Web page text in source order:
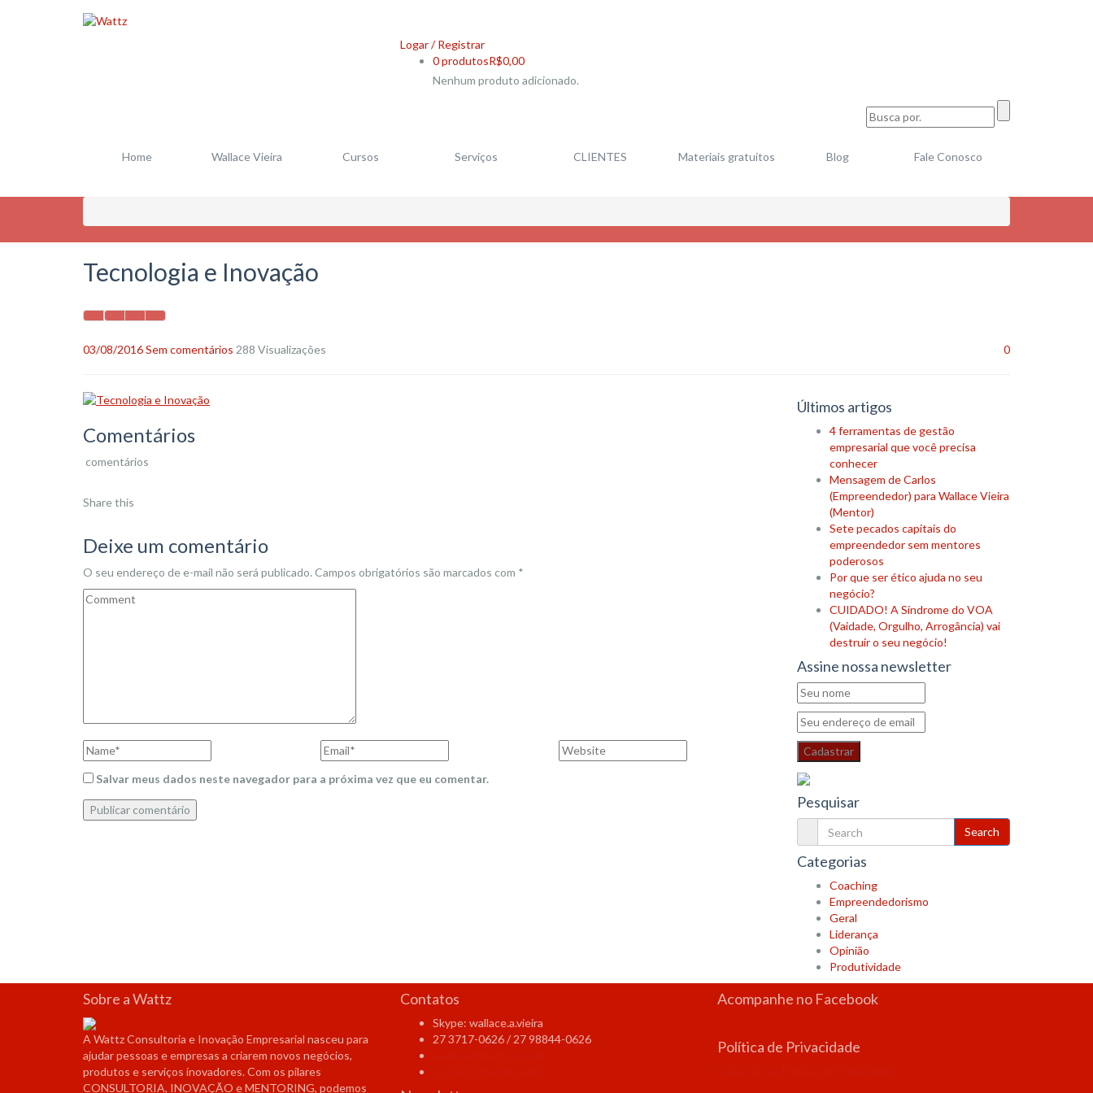
Logar / Registrar
0 produtosR$0,00
Nenhum produto adicionado.
Home Wallace Vieira Cursos Serviços CLIENTES Materiais gratuitos Blog Fale Conosco
Tecnologia e Inovação
03/08/2016Sem comentários 288 Visualizações 0
Comentários
comentários
Share this
Deixe um comentário
O seu endereço de e-mail não será publicado.Campos obrigatórios são marcados com *
Comment
Name Email Website
Salvar meus dados neste navegador para a próxima vez que eu comentar.
Últimos artigos
4 ferramentas de gestão
empresarial que você precisa
conhecer
Mensagem de Carlos
(Empreendedor) para Wallace Vieira
(Mentor)
Sete pecados capitais do
empreendedor sem mentores
poderosos
Por que ser ético ajuda no seu
negócio?
CUIDADO! A Síndrome do VOA
(Vaidade, Orgulho, Arrogância) vai
destruir o seu negócio!
Assine nossa newsletter
Pesquisar
Categorias
Coaching
Empreendedorismo
Geral
Liderança
Opinião
Produtividade
Sobre a Wattz
A Wattz Consultoria e Inovação Empresarial nasceu para
ajudar pessoas e empresas a criarem novos negócios,
produtos e serviços inovadores. Com os pilares
CONSULTORIA, INOVAÇÃO e MENTORING, podemos
Contatos
Skype: wallace.a.vieira
27 3717-0626 / 27 98844-0626
Acompanhe no Facebook
Política de Privacidade